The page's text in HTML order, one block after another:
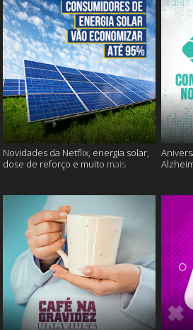
Novidades da Netflix, energia solar,
dose de reforço e muito mais